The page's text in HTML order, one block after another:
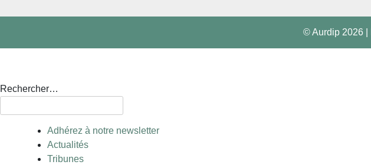
© Aurdip 2026
Rechercher…
Adhérez à notre newsletter
Actualités
Tribunes